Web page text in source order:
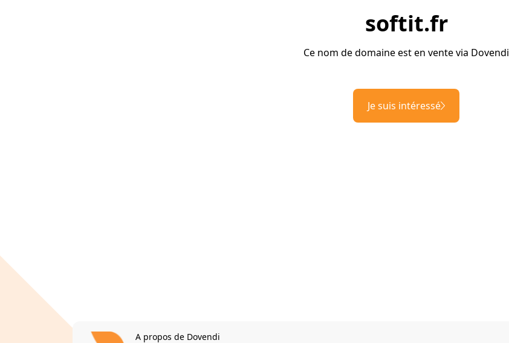
softit.fr
Ce nom de domaine est en vente via Dovendi
Je suis intéressé
A propos de Dovendi